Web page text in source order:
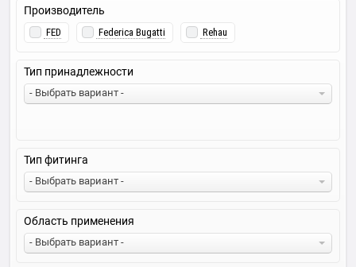
Производитель
FED Federica Bugatti Rehau
Тип принадлежности
- Выбрать вариант -
Тип фитинга
- Выбрать вариант -
Область применения
- Выбрать вариант -